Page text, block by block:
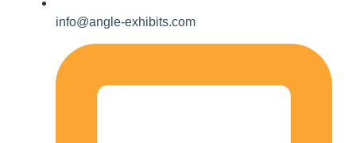
info@angle-exhibits.com